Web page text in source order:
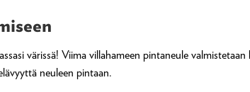
värissä! Viima villahameen pintaneule
neuleen pintaan.